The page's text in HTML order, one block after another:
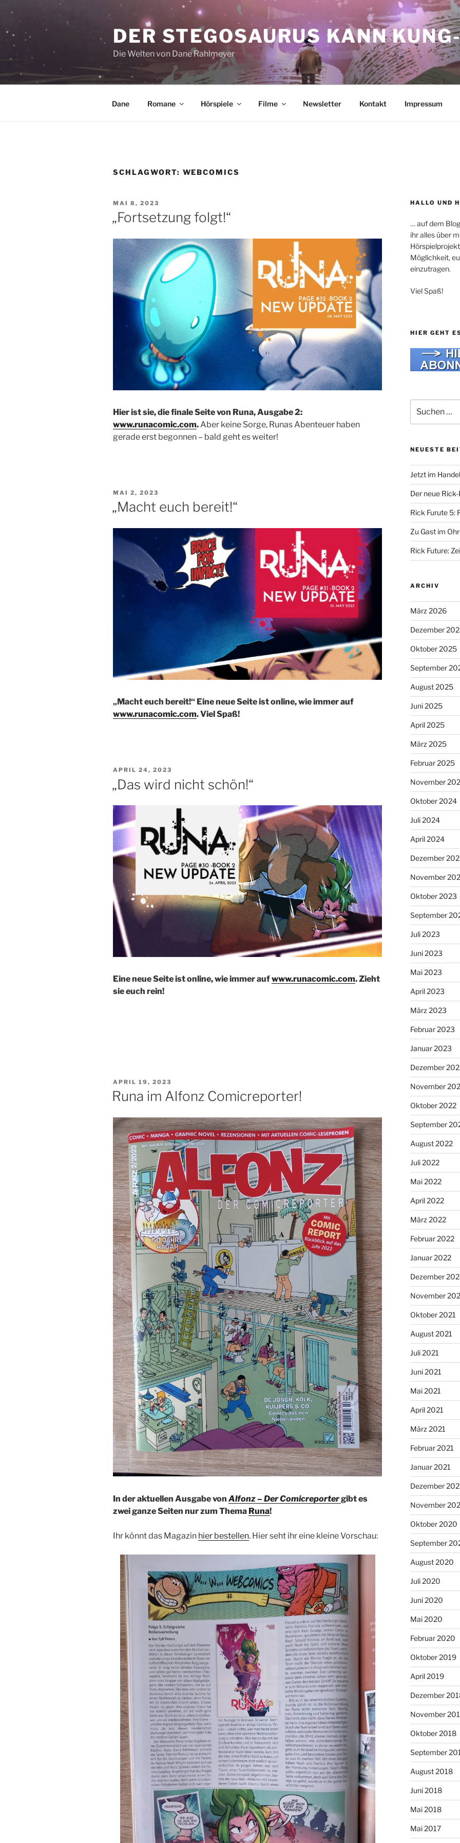
springen
DER STEGOSAURUS KANN
Die Welten von Dane Rahlmeyer
Dane Romane Hörspiele Filme Newsletter Kontakt Impressum
SCHLAGWORT: WEBCOMICS
VERÖFFENTLICHT
AM
MAI 8, 2023
„Fortsetzung folgt!“
Hier ist sie, die finale Seite von Runa, Ausgabe 2:
www.runacomic.com. Aber keine Sorge, Runas Abenteuer haben
gerade erst begonnen – bald geht es weiter!
VERÖFFENTLICHT
AM
MAI 2, 2023
„Macht euch bereit!“
„Macht euch bereit!“ Eine neue Seite ist online, wie immer auf
www.runacomic.com. Viel Spaß!
VERÖFFENTLICHT
AM
APRIL 24, 2023
„Das wird nicht schön!“
Eine neue Seite ist online, wie immer aufwww.runacomic.com. Zieht
sie euch rein!
VERÖFFENTLICHT
AM
APRIL 19, 2023
Runa im Alfonz Comicreporter!
In der aktuellen Ausgabe von Alfonz – Der Comicreportergibt es
zwei ganze Seiten nur zum Thema Runa!
Ihr könnt das Magazin hier bestellen. Hier seht ihr eine kleine Vorschau:
HALLO UND
… auf dem
ihr alles über
Möglichkeit,
einzutragen.
Viel Spaß!
HIER GEHT
nach:
NEUESTE
Jetzt im
Der neue
Rick Furute 5:
Zu Gast im
Rick Future:
ARCHIV
März 2026
Dezember
Oktober 2025
September
August 2025
Juni 2025
April 2025
März 2025
Februar 2025
November
Oktober 2024
Juli 2024
April 2024
Dezember
November
Oktober 2023
September
Juli 2023
Juni 2023
Mai 2023
April 2023
März 2023
Februar 2023
Januar 2023
Dezember
November
Oktober 2022
September
August 2022
Juli 2022
Mai 2022
April 2022
März 2022
Februar 2022
Januar 2022
Dezember
November
Oktober 2021
August 2021
Juli 2021
Juni 2021
Mai 2021
April 2021
März 2021
Februar 2021
Januar 2021
Dezember
November
Oktober 2020
September
August 2020
Juli 2020
Juni 2020
Mai 2020
Februar 2020
Oktober 2019
April 2019
Dezember
November
Oktober 2018
September
August 2018
Juni 2018
Mai 2018
Mai 2017